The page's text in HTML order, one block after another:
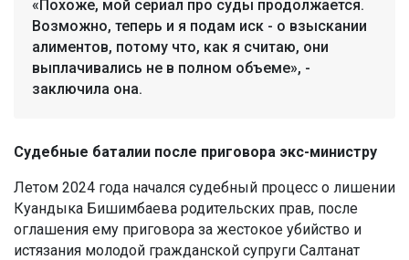
«Похоже, мой сериал про суды продолжается.
Возможно, теперь и я подам иск - о взыскании
алиментов, потому что, как я считаю, они
выплачивались не в полном объеме», -
заключила она.
Судебные баталии после приговора экс-министру
Летом 2024 года начался судебный процесс о лишении
Куандыка Бишимбаева родительских прав, после
оглашения ему приговора за жестокое убийство и
истязания молодой гражданской супруги Салтанат